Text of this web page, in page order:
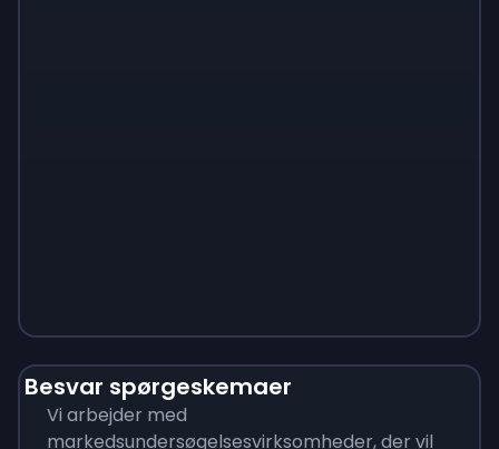
Besvar spørgeskemaer
Vi arbejder med
markedsundersøgelsesvirksomheder, der vil